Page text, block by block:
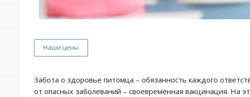
Наши цены
Забота о здоровье питомца – обязанность каждого
от опасных заболеваний – своевременная вакцинация. На